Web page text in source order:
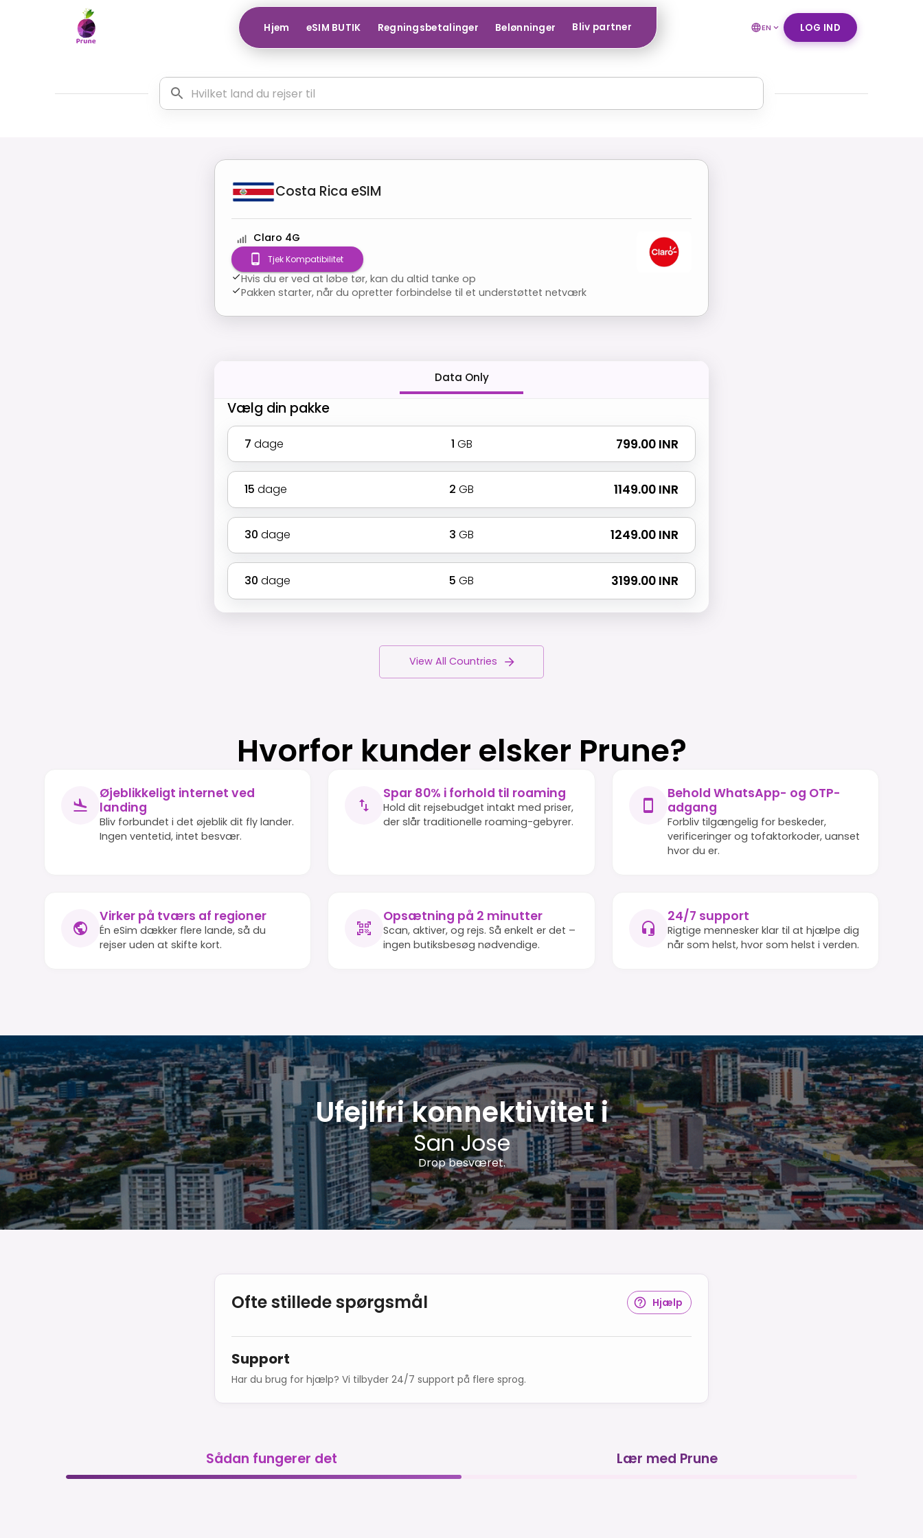
Hjem eSIM BUTIK Regningsbetalinger Belønninger Bliv partner EN LOG IND
Costa Rica eSIM
Claro 4G
Tjek Kompatibilitet
Hvis du er ved at løbe tør, kan du altid tanke op
Pakken starter, når du opretter forbindelse til et understøttet netværk
Data Only
Vælg din pakke
7 dage 1 GB ₹ 799.00 INR
15 dage 2 GB ₹ 1149.00 INR
30 dage 3 GB ₹ 1249.00 INR
30 dage 5 GB ₹ 3199.00 INR
View All Countries
Hvorfor kunder elsker Prune?
Øjeblikkeligt internet ved
landing
Bliv forbundet i det øjeblik dit fly lander.
Ingen ventetid, intet besvær.
Spar 80% i forhold til roaming
Hold dit rejsebudget intakt med priser,
der slår traditionelle roaming-gebyrer.
Behold WhatsApp- og OTP-
adgang
Forbliv tilgængelig for beskeder,
verificeringer og tofaktorkoder, uanset
hvor du er.
Virker på tværs af regioner
Én eSim dækker flere lande, så du
rejser uden at skifte kort.
Opsætning på 2 minutter
Scan, aktiver, og rejs. Så enkelt er det –
ingen butiksbesøg nødvendige.
24/7 support
Rigtige mennesker klar til at hjælpe dig
når som helst, hvor som helst i verden.
Ufejlfri konnektivitet i
San Jose
Drop besværet.
Ofte stillede spørgsmål Hjælp
Support
Har du brug for hjælp? Vi tilbyder 24/7 support på flere sprog.
Sådan fungerer det Lær med Prune